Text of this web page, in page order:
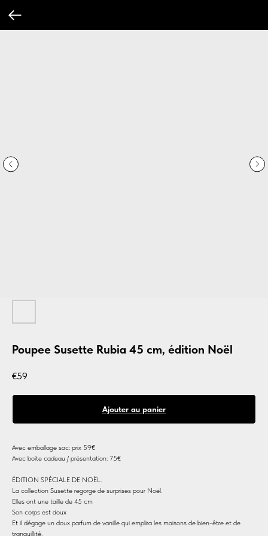
Poupee Susette Rubia 45 cm, édition Noël
€59
Ajouter au panier
Avec emballage sac: prix 59€
Avec boite cadeau / présentation: 75€
ÉDITION SPÉCIALE DE NOËL.
La collection Susette regorge de surprises pour Noël.
Elles ont une taille de 45 cm
Son corps est doux
Et il dégage un doux parfum de vanille qui emplira les maisons de bien-être et de
tranquillité.